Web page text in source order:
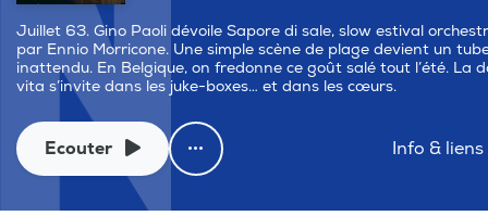
Juillet 63. Gino Paoli dévoile Sapore di sale, slow estival
par Ennio Morricone. Une simple scène de plage devient un
inattendu. En Belgique, on fredonne ce goût salé tout l’été. La
vita s’invite dans les juke-boxes… et dans les cœurs.
Ecouter Info & liens